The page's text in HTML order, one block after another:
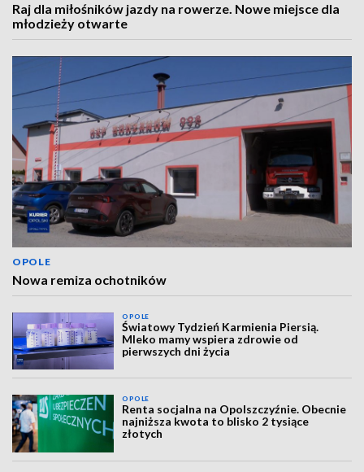
Raj dla miłośników jazdy na rowerze. Nowe miejsce dla
młodzieży otwarte
OPOLE
Nowa remiza ochotników
OPOLE
Światowy Tydzień Karmienia Piersią.
Mleko mamy wspiera zdrowie od
pierwszych dni życia
OPOLE
Renta socjalna na Opolszczyźnie. Obecnie
najniższa kwota to blisko 2 tysiące
złotych